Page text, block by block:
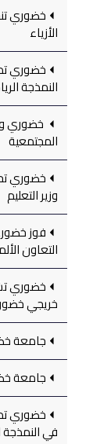
خضوري
الأزياء
خضوري
النمذجة
خضوري
المجتمعية
خضوري
وزير التعليم
فوز
التعاون
خضوري
خريجي
جامعة
جامعة
خضوري
في النمذجة